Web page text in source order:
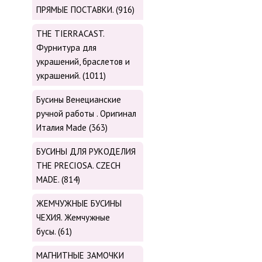
ПРЯМЫЕ ПОСТАВКИ. (916)
THE TIERRACAST.
Фурнитура для
украшений, браслетов и
украшений. (1011)
Бусины Венецианские
ручной работы . Оригинал
Италия Made (363)
БУСИНЫ ДЛЯ РУКОДЕЛИЯ
THE PRECIOSA. CZECH
MADE. (814)
ЖЕМЧУЖНЫЕ БУСИНЫ
ЧЕХИЯ. Жемчужные
бусы. (61)
МАГНИТНЫЕ ЗАМОЧКИ